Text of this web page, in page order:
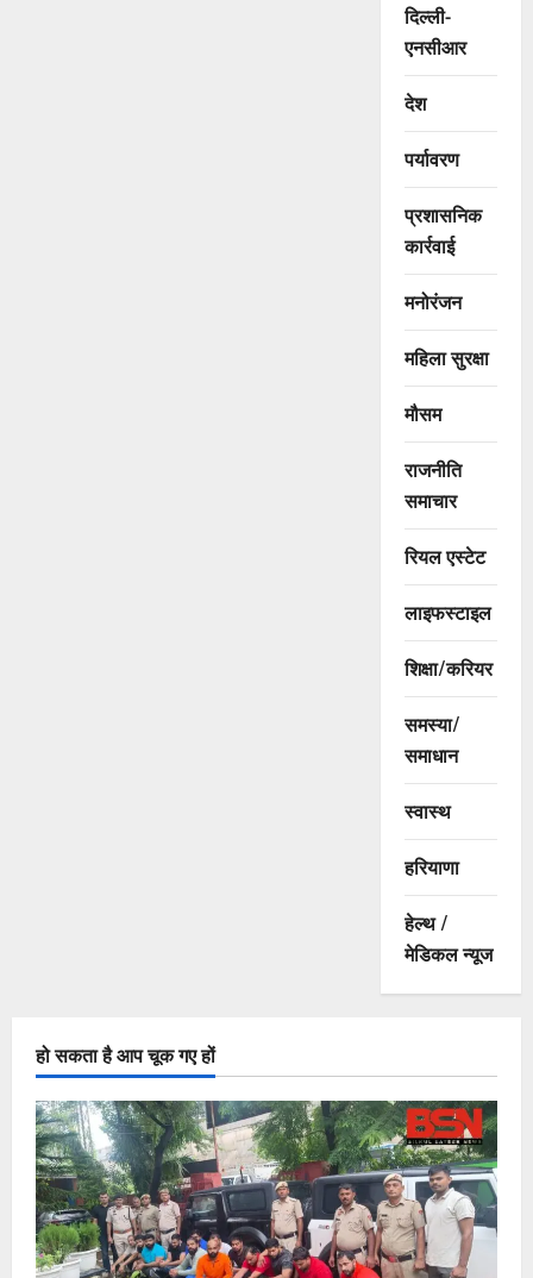
दिल्ली-
एनसीआर
देश
पर्यावरण
प्रशासनिक
कार्रवाई
मनोरंजन
महिला सुरक्षा
मौसम
राजनीति
समाचार
रियल एस्टेट
लाइफस्टाइल
शिक्षा/करियर
समस्या/
समाधान
स्वास्थ
हरियाणा
हेल्थ /
मेडिकल न्यूज
हो सकता है आप चूक गए हों